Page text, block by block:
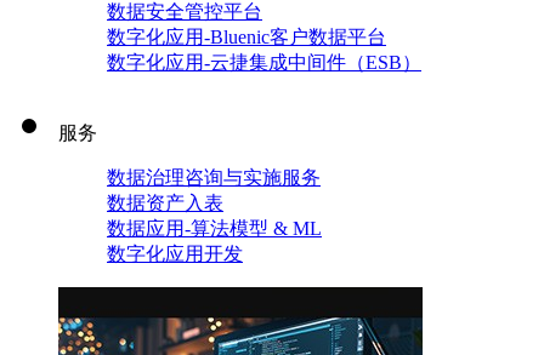
数据安全管控平台
数字化应用-Bluenic客户数据平台
数字化应用-云捷集成中间件（ESB）
服务
数据治理咨询与实施服务
数据资产入表
数据应用-算法模型 & ML
数字化应用开发